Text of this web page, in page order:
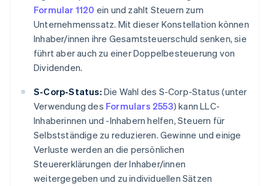
Formular 1120 ein und zahlt Steuern zum
Unternehmenssatz. Mit dieser Konstellation können
Inhaber/innen ihre Gesamtsteuerschuld senken, sie
führt aber auch zu einer Doppelbesteuerung von
Dividenden.
S-Corp-Status: Die Wahl des S-Corp-Status (unter
Verwendung des Formulars 2553) kann LLC-
Inhaberinnen und -Inhabern helfen, Steuern für
Selbstständige zu reduzieren. Gewinne und einige
Verluste werden an die persönlichen
Steuererklärungen der Inhaber/innen
weitergegeben und zu individuellen Sätzen